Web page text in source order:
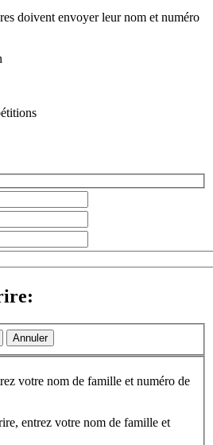
doivent envoyer leur nom et numéro
Annuler
votre nom de famille et numéro de
entrez votre nom de famille et